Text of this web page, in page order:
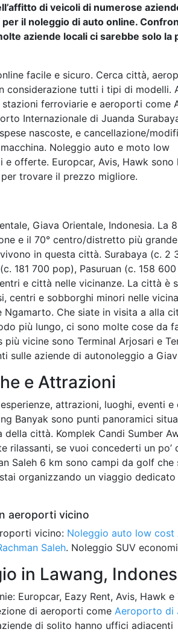
di veicoli di numerose
il noleggio di auto online.
aziende locali ci sarebbe solo la
facile e sicuro. Cerca città,
considerazione tutti i tipi di modelli.
ferroviarie e aeroporti come
Internazionale di Juanda
nascoste, e cancellazione/
Noleggio auto e moto low
offerte. Europcar, Avis, Hawk sono
trovare il prezzo migliore.
Giava Orientale, Indonesia. La
e il 70° centro/distretto più grande
in questa città. Surabaya (c. 2
181 700 pop), Pasuruan (c. 158
e città nelle vicinanze. La città è
centri e sobborghi minori nelle
Ngamarto. Che siate in visita a alla
più lungo, ci sono molte cose da
vicine sono Terminal Arjosari e
sulle aziende di autonoleggio a
e Attrazioni
attrazioni, luoghi, eventi e
Banyak sono punti panoramici
città. Komplek Candi Sumber
rilassanti, se vuoi concederti un po’
Saleh 6 km sono campi da golf
organizzando un viaggio
aeroporti vicino
vicino: Noleggio auto low cost
Saleh. Noleggio SUV
in Lawang,
Europcar, Eazy Rent, Avis, Hawk e
di aeroporti come Aeroporto di
di solito hanno uffici adiacenti